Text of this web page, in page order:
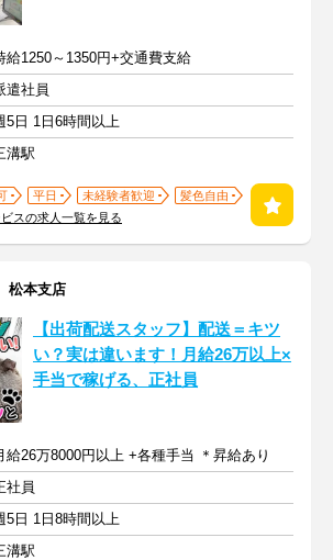
給1250～1350円+交通費支給
遣社員
5日 1日6時間以上
溝駅
平日 未経験者歓迎
髪色自由
スの求人一覧を見る
松本支店
【出荷配送スタッフ】配送＝キツ
い？実は違います！月給26万以上×
手当で稼げる、正社員
給26万8000円以上 +各種手当 ＊昇給あり
社員
5日 1日8時間以上
溝駅